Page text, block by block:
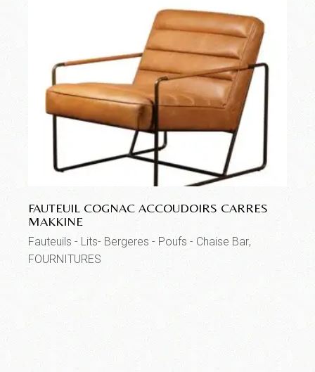
FAUTEUIL COGNAC ACCOUDOIRS CARRES
MAKKINE
Fauteuils - Lits- Bergeres - Poufs - Chaise Bar
FOURNITURES